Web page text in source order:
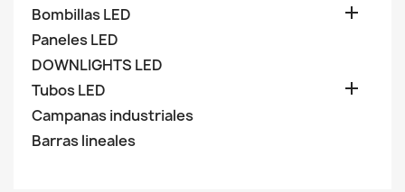
Bombillas LED 
Paneles LED
DOWNLIGHTS LED
Tubos LED

Campanas industriales
Barras lineales